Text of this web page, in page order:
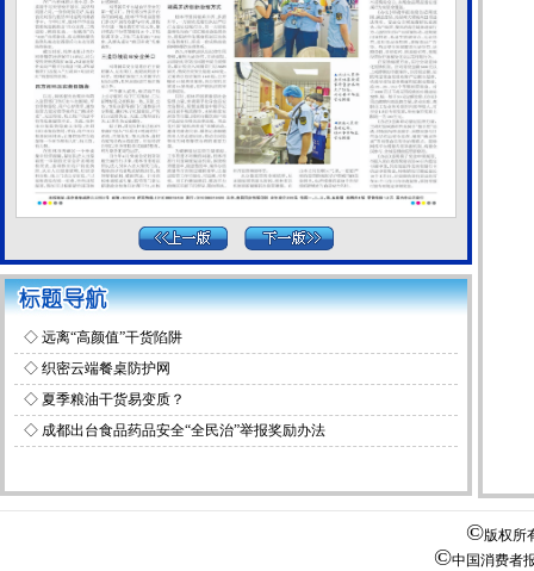
◇ 远离“高颜值”干货陷阱
◇ 织密云端餐桌防护网
◇ 夏季粮油干货易变质？
◇ 成都出台食品药品安全“全民治”举报奖励办法
©版权所
©中国消费者